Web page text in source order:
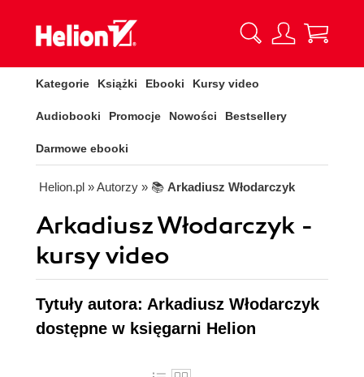
Kategorie Książki Ebooki Kursy video
Audiobooki Promocje Nowości Bestsellery
Darmowe ebooki
Helion.pl » Autorzy » 📚 Arkadiusz Włodarczyk
Arkadiusz Włodarczyk -
kursy video
Tytuły autora: Arkadiusz Włodarczyk
dostępne w księgarni Helion